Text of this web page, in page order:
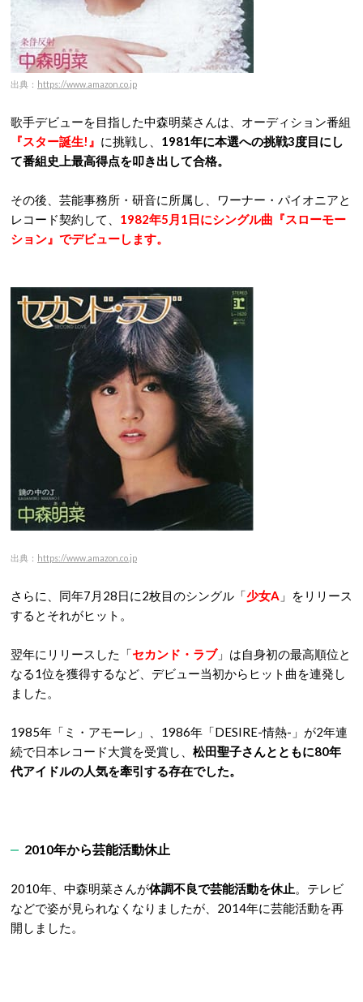
出典： https://www.amazon.co.jp
歌手デビューを目指した中森明菜さんは、オーディション番組
『スター誕生!』 に挑戦し、 1981年に本選への挑戦3度目にし
て番組史上最高得点を叩き出して合格。
その後、芸能事務所・研音に所属し、ワーナー・パイオニアと
レコード契約して、 1982年5月1日にシングル曲『スローモー
ション』でデビューします。
出典： https://www.amazon.co.jp
さらに、同年7月28日に2枚目のシングル「少女A 」をリリース
するとそれがヒット。
翌年にリリースした「セカンド・ラブ」は自身初の最高順位と
なる1位を獲得するなど、デビュー当初からヒット曲を連発し
ました。
1985年「ミ・アモーレ」、1986年「DESIRE-情熱-」が2年連
続で日本レコード大賞を受賞し、 松田聖子さんとともに80年
代アイドルの人気を牽引する存在でした。
2010年から芸能活動休止
2010年、中森明菜さんが体調不良で芸能活動を休止。テレビ
などで姿が見られなくなりましたが、2014年に芸能活動を再
開しました。